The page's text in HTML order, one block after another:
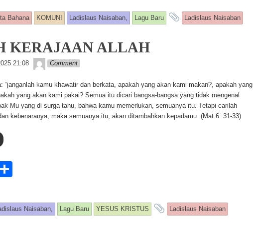
ar
e
Bahana KOMUNI Ladislaus Naisaban, Lagu Baru and tagged
Ladislaus Naisaban
KERAJAAN ALLAH
21:08 Lapopp music
Comment
“janganlah kamu khawatir dan berkata, apakah yang akan kami makan?, apakah yang
yang akan kami pakai? Semua itu dicari bangsa-bangsa yang tidak mengenal
Mu yang di surga tahu, bahwa kamu memerlukan, semuanya itu. Tetapi carilah
kebenaranya, maka semuanya itu, akan ditambahkan kepadamu. (Mat 6: 31-33)
C
ar
e Naisaban, Lagu Baru YESUS KRISTUS and tagged
Ladislaus Naisaban